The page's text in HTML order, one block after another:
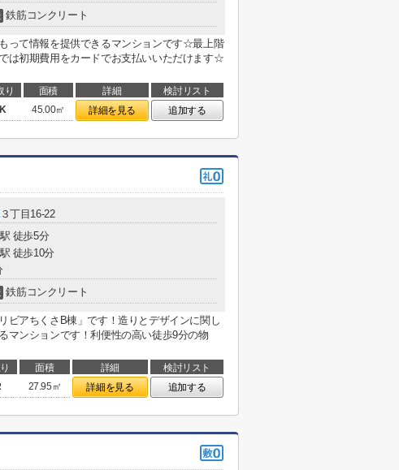
鉄筋コンクリート
って情報を提供できるマンションです☆最上階
は初期費用をカードでお支払いいただけます☆
り 面積 詳細
検討リスト
45.00㎡ 詳細を見る 追加する
３丁目16-22
駅 徒歩5分
駅 徒歩10分
鉄筋コンクリート
ビアちくさB棟」です！造りとデザインに関し
マンションです！利便性の高い徒歩9分の物
面積 詳細
検討リスト
27.95㎡ 詳細を見る 追加する